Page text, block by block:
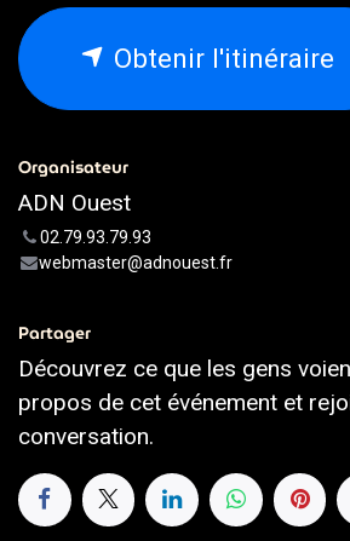
Obtenir l'itinéraire
Organisateur
ADN Ouest
02.79.93.79.93
webmaster@adnouest.fr
Partager
Découvrez ce que les gens
propos de cet événement et
conversation.